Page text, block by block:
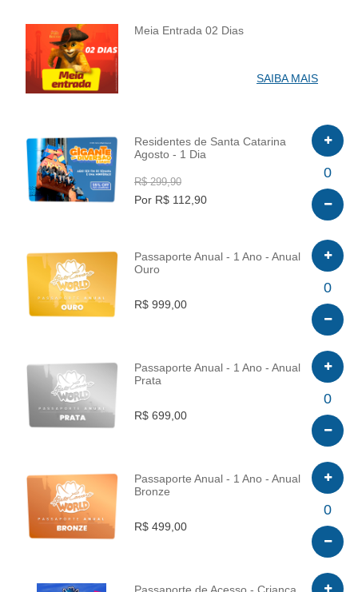
INFO
Meia Entrada 02 Dias
SAIBA MAIS
INFO
Residentes de Santa Catarina
Agosto - 1 Dia
R$ 299,90
Por R$ 112,90
0
INFO
Passaporte Anual - 1 Ano - Anual
Ouro
R$ 999,00
0
INFO
Passaporte Anual - 1 Ano - Anual
Prata
R$ 699,00
0
INFO
Passaporte Anual - 1 Ano - Anual
Bronze
R$ 499,00
0